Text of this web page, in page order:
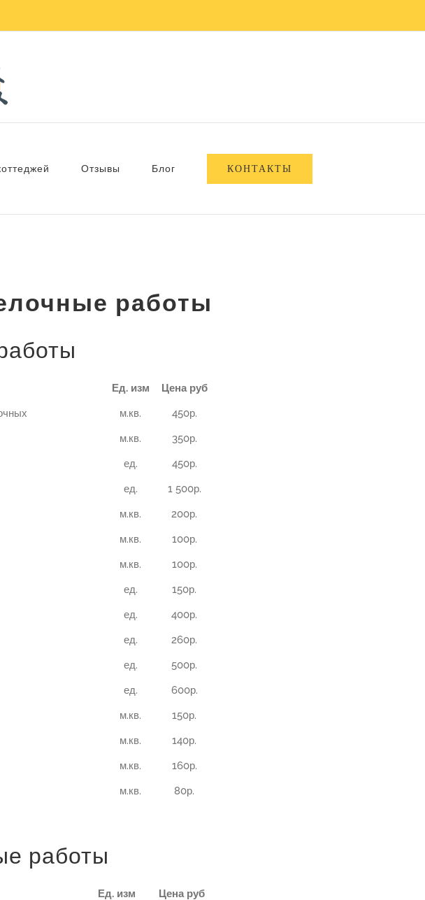
Отзывы Блог КОНТАКТЫ
работы
Ед. изм
Цена руб
м.кв.
450р.
м.кв.
350р.
ед.
450р.
ед.
1 500р.
м.кв.
200р.
м.кв.
100р.
м.кв.
100р.
ед.
150р.
ед.
400р.
ед.
260р.
ед.
500р.
ед.
600р.
м.кв.
150р.
м.кв.
140р.
м.кв.
160р.
м.кв. 80р.
работы
Ед. изм
Цена руб